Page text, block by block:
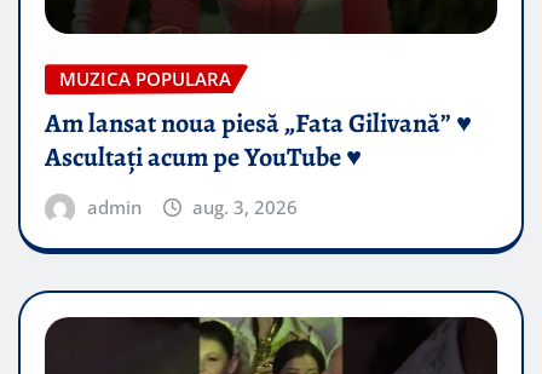
MUZICA POPULARA
Am lansat noua piesă „Fata Gilivană” ♥️
Ascultați acum pe YouTube ♥️
admin aug. 3, 2026